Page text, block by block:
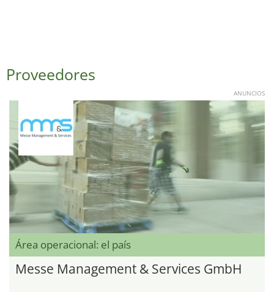
Proveedores
ANUNCIOS
Área operacional: el país
Messe Management & Services GmbH